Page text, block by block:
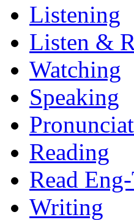
Listening
Listen &
Watching
Speaking
Reading
Read
Writing